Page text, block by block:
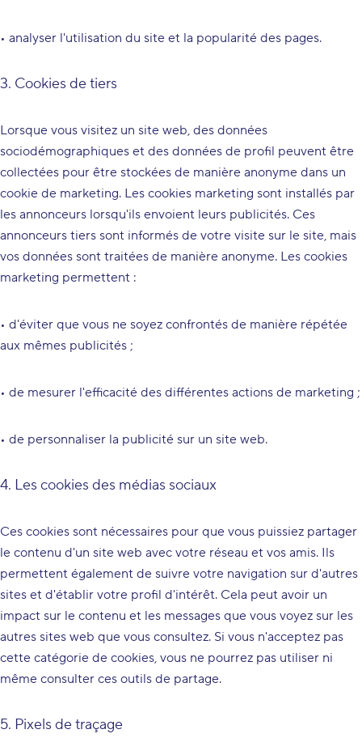
• analyser l'utilisation du site et la popularité des pages.
3. Cookies de tiers
Lorsque vous visitez un site web, des données
sociodémographiques et des données de profil peuvent être
collectées pour être stockées de manière anonyme dans un
cookie de marketing. Les cookies marketing sont installés par
les annonceurs lorsqu'ils envoient leurs publicités. Ces
annonceurs tiers sont informés de votre visite sur le site, mais
vos données sont traitées de manière anonyme. Les cookies
marketing permettent :
• d'éviter que vous ne soyez confrontés de manière répétée
aux mêmes publicités ;
• de mesurer l'efficacité des différentes actions de marketing ;
• de personnaliser la publicité sur un site web.
4. Les cookies des médias sociaux
Ces cookies sont nécessaires pour que vous puissiez partager
le contenu d'un site web avec votre réseau et vos amis. Ils
permettent également de suivre votre navigation sur d'autres
sites et d'établir votre profil d'intérêt. Cela peut avoir un
impact sur le contenu et les messages que vous voyez sur les
autres sites web que vous consultez. Si vous n'acceptez pas
cette catégorie de cookies, vous ne pourrez pas utiliser ni
même consulter ces outils de partage.
5. Pixels de traçage